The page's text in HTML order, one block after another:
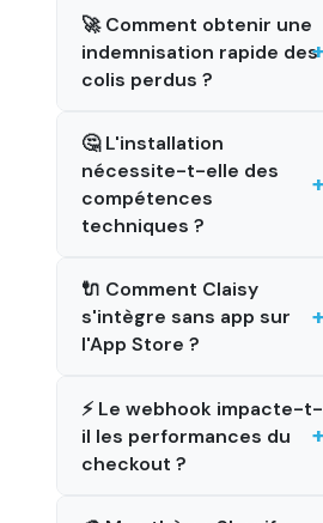
🚀 Comment obtenir une
indemnisation rapide des
colis perdus ?
🤔 L'installation
nécessite-t-elle des
compétences
techniques ?
🔌 Comment Claisy
s'intègre sans app sur
l'App Store ?
⚡ Le webhook impacte-t-
il les performances du
checkout ?